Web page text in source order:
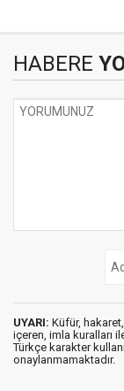
HABERE
UYARI: Küfür,
içeren, imla kuralları
Türkçe karakter
onaylanmamaktadır.